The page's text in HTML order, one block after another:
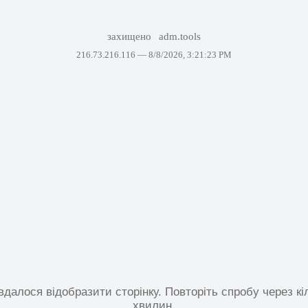
захищено adm.tools
216.73.216.116 — 8/8/2026, 3:21:23 PM
відобразити сторінку. Повторіть спробу через